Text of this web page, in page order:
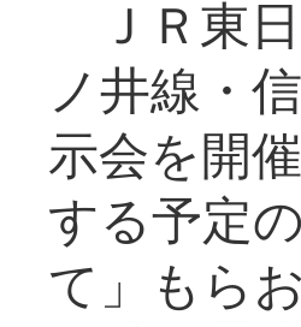
ＪＲ東
ノ井線・
示会を開
する予定
て」もら